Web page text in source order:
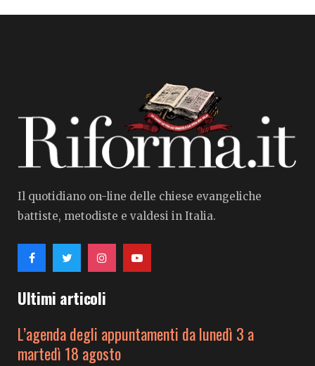
Il quotidiano on-line delle chiese evangeliche
battiste, metodiste e valdesi in Italia.
Ultimi articoli
L’agenda degli appuntamenti da lunedì 3 a
martedì 18 agosto